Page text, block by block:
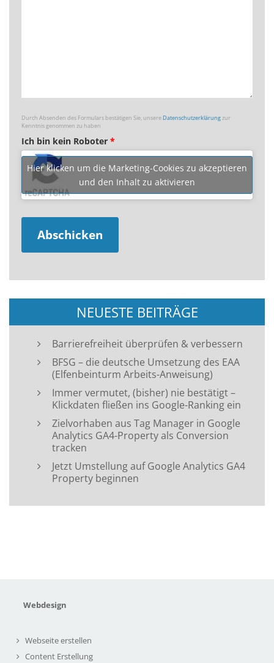
Durch Absenden des Formulars bestätigen Sie, unsereDatenschutzerklärungzur
Kenntnis genommen zu haben
Ich bin kein Roboter *
Hier klicken um die Marketing-Cookies zu akzeptieren
und den Inhalt zu aktivieren
NEUESTE BEITRÄGE
Barrierefreiheit überprüfen & verbessern
BFSG – die deutsche Umsetzung des EAA
(Elfenbeinturm Arbeits-Anweisung)
Immer vermutet, (bisher) nie bestätigt –
Klickdaten fließen ins Google-Ranking ein
Zielvorhaben aus Tag Manager in Google
Analytics GA4-Property als Conversion
tracken
Jetzt Umstellung auf Google Analytics GA4
Property beginnen
Webdesign
Webseite erstellen
Content Erstellung